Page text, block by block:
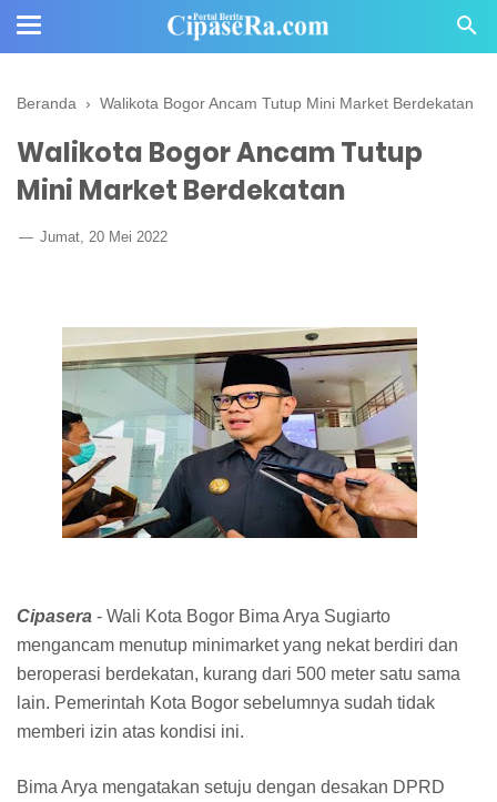
Beranda › Walikota Bogor Ancam Tutup Mini Market Berdekatan
Walikota Bogor Ancam Tutup
Mini Market Berdekatan
Jumat, 20 Mei 2022
Cipasera - Wali Kota Bogor Bima Arya Sugiarto
mengancam menutup minimarket yang nekat berdiri dan
beroperasi berdekatan, kurang dari 500 meter satu sama
lain. Pemerintah Kota Bogor sebelumnya sudah tidak
memberi izin atas kondisi ini.
Bima Arya mengatakan setuju dengan desakan DPRD